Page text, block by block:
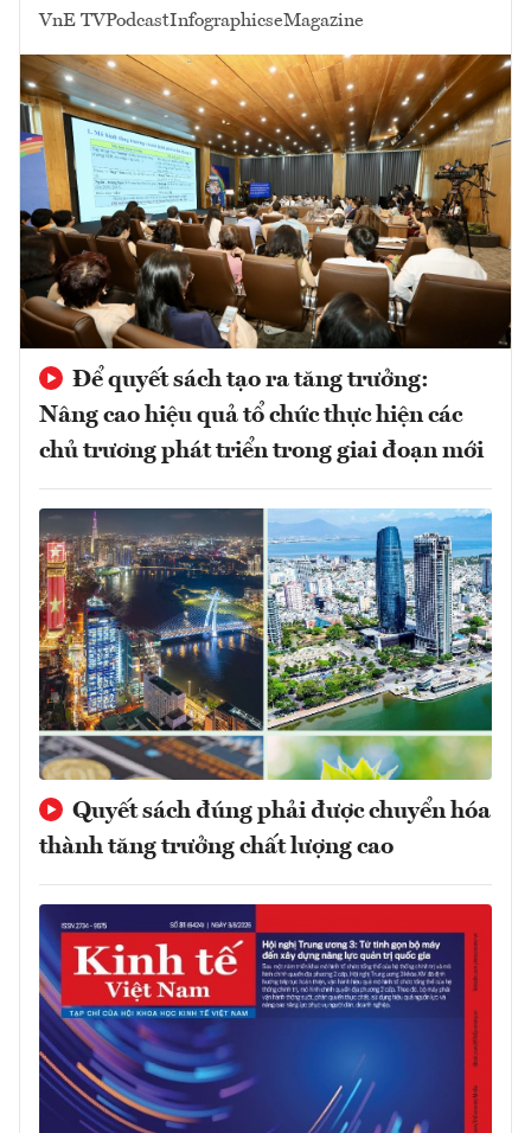
VnE TVPodcastInfographicseMagazine
Để quyết sách tạo ra tăng trưởng:
Nâng cao hiệu quả tổ chức thực hiện các
chủ trương phát triển trong giai đoạn mới
Quyết sách đúng phải được chuyển hóa
thành tăng trưởng chất lượng cao